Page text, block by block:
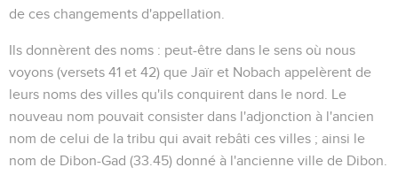
de ces changements d'appellation.
Ils donnèrent des noms : peut-être dans le sens où nous
voyons (versets 41 et 42) que Jaïr et Nobach appelèrent de
leurs noms des villes qu'ils conquirent dans le nord. Le
nouveau nom pouvait consister dans l'adjonction à l'ancien
nom de celui de la tribu qui avait rebâti ces villes ; ainsi le
nom de Dibon-Gad (33.45) donné à l'ancienne ville de Dibon.